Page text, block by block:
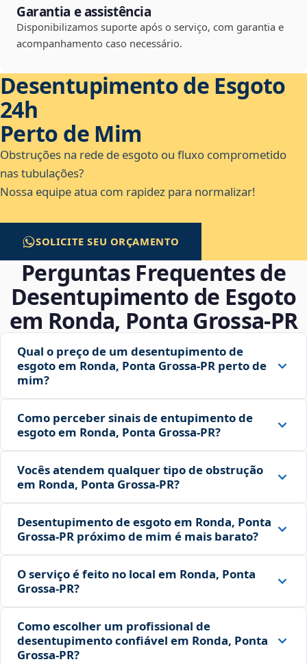
Garantia e assistência
Disponibilizamos suporte após o serviço, com garantia e
acompanhamento caso necessário.
Desentupimento de Esgoto
24h
Perto de Mim
Obstruções na rede de esgoto ou fluxo comprometido
nas tubulações?
Nossa equipe atua com rapidez para normalizar!
SOLICITE SEU ORÇAMENTO
Perguntas Frequentes de
Desentupimento de Esgoto
em Ronda, Ponta Grossa‑PR
Qual o preço de um desentupimento de
esgoto em Ronda, Ponta Grossa‑PR perto de
mim?
Como perceber sinais de entupimento de
esgoto em Ronda, Ponta Grossa‑PR?
Vocês atendem qualquer tipo de obstrução
em Ronda, Ponta Grossa‑PR?
Desentupimento de esgoto em Ronda, Ponta
Grossa‑PR próximo de mim é mais barato?
O serviço é feito no local em Ronda, Ponta
Grossa‑PR?
Como escolher um profissional de
desentupimento confiável em Ronda, Ponta
Grossa‑PR?